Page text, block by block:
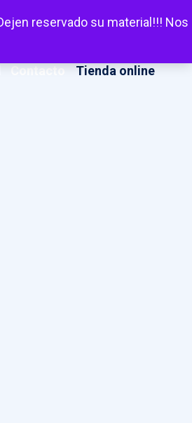
reservado su material!!! Nos
Contacto Tienda online